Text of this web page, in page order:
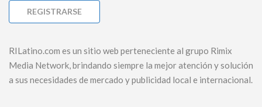
RILatino.com es un sitio web perteneciente al grupo Rimix
Media Network, brindando siempre la mejor atención y solución
a sus necesidades de mercado y publicidad local e internacional.